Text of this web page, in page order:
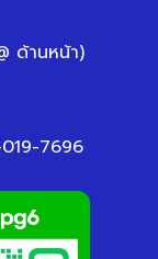
ด้านหน้า)
7696